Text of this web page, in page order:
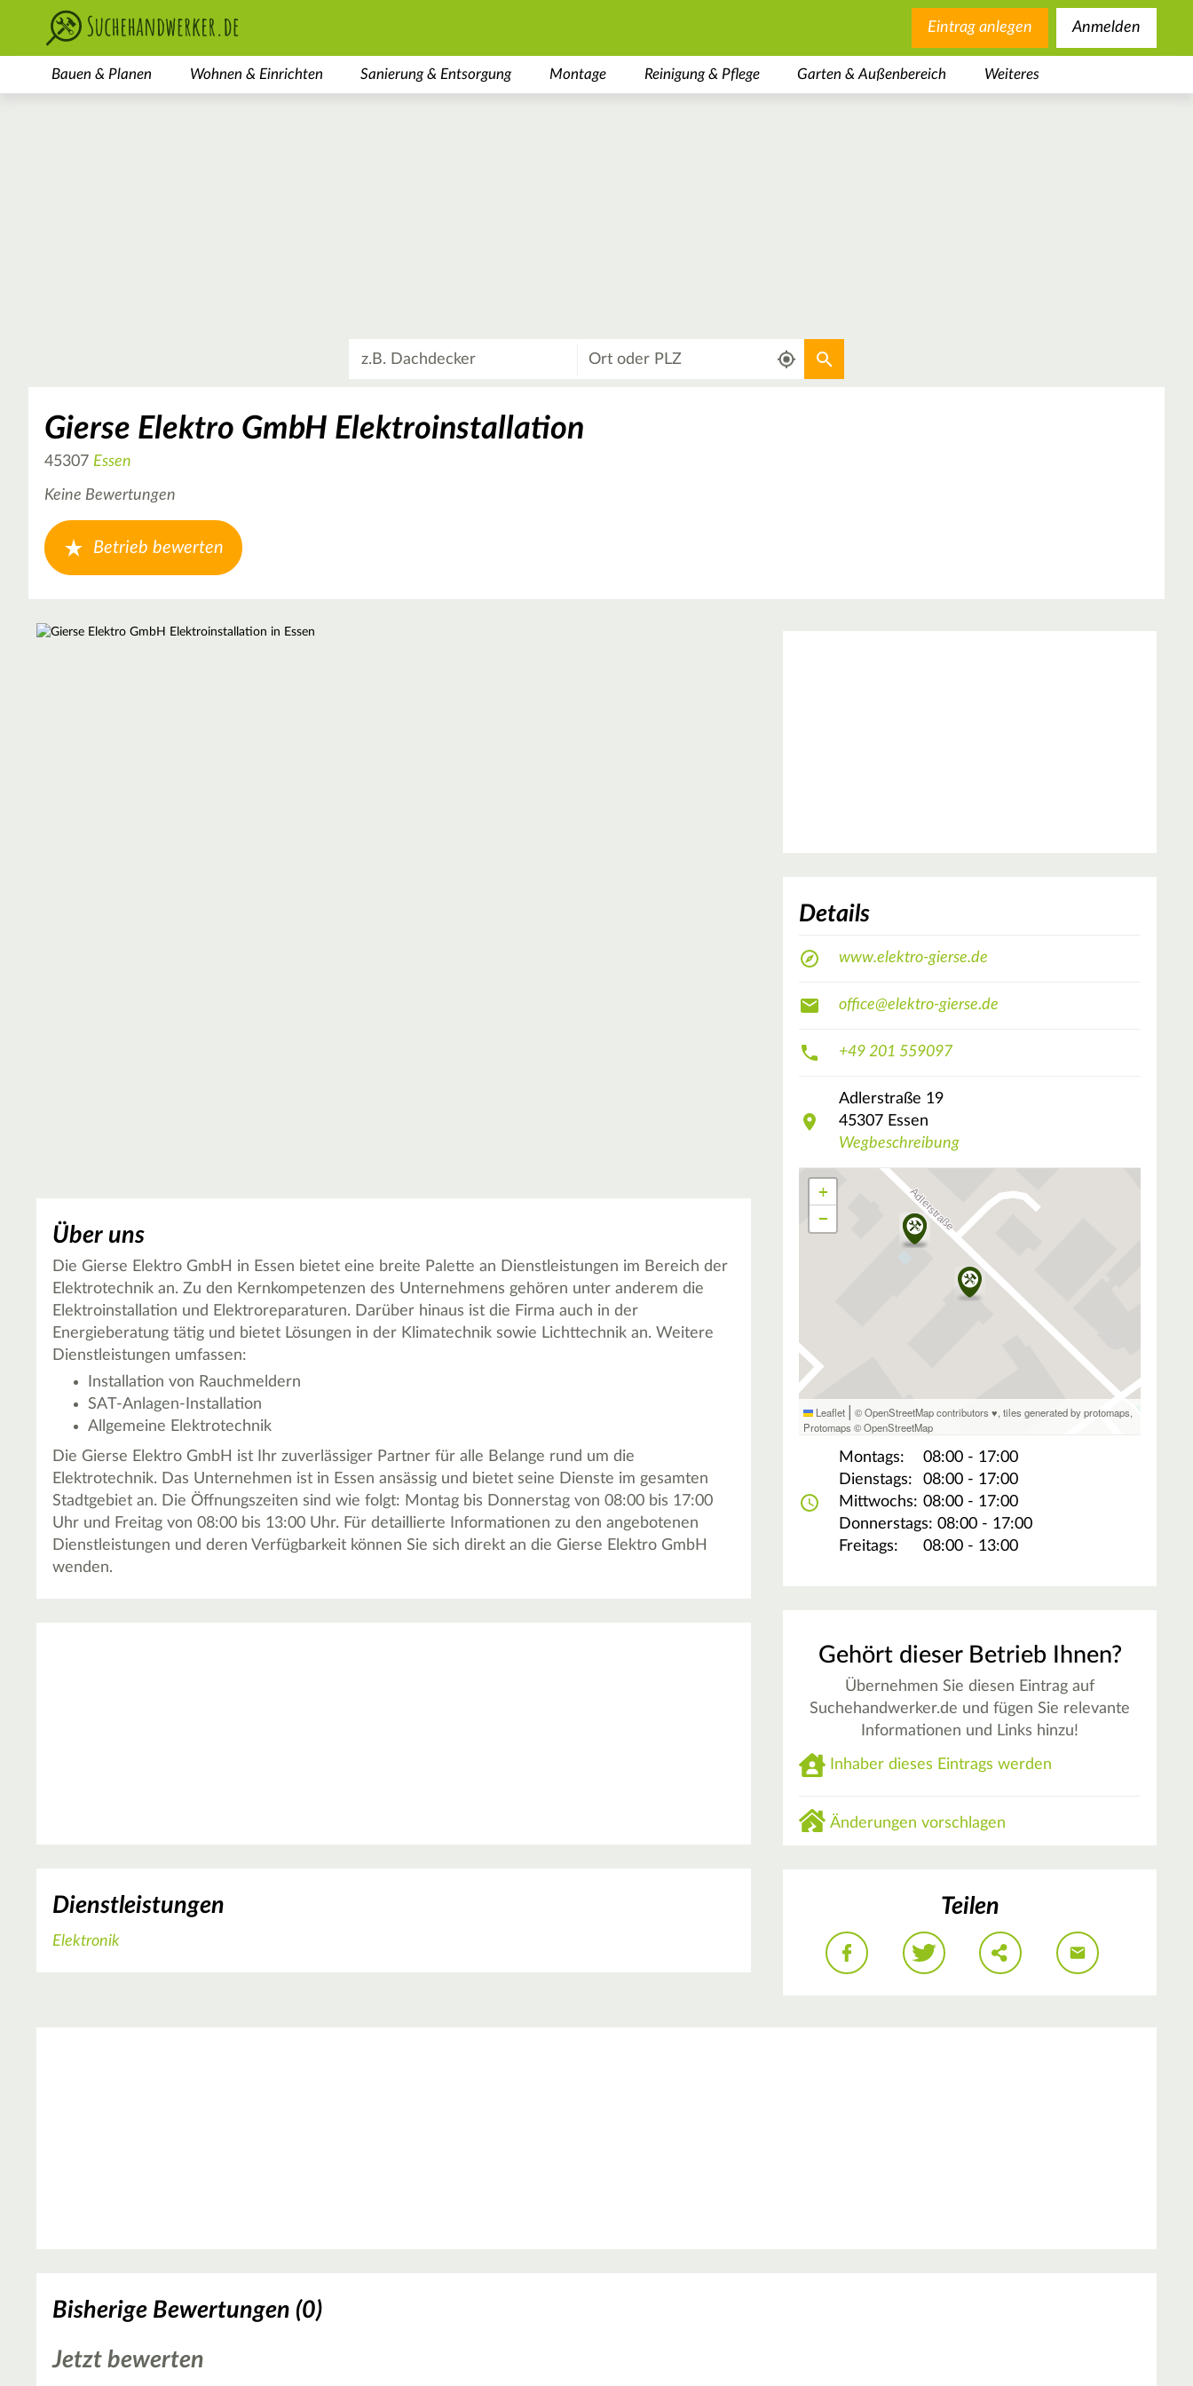
Eintrag anlegen Anmelden
Bauen & Planen Wohnen & Einrichten Sanierung & Entsorgung Montage Reinigung & Pflege Garten & Außenbereich Weiteres
Aktuellen Standort verwenden
Gierse Elektro GmbH Elektroinstallation
45307 Essen
Keine Bewertungen
Betrieb bewerten
Über uns
Die Gierse Elektro GmbH in Essen bietet eine breite Palette an Dienstleistungen im Bereich der
Elektrotechnik an. Zu den Kernkompetenzen des Unternehmens gehören unter anderem die
Elektroinstallation und Elektroreparaturen. Darüber hinaus ist die Firma auch in der
Energieberatung tätig und bietet Lösungen in der Klimatechnik sowie Lichttechnik an. Weitere
Dienstleistungen umfassen:
Installation von Rauchmeldern
SAT-Anlagen-Installation
Allgemeine Elektrotechnik
Die Gierse Elektro GmbH ist Ihr zuverlässiger Partner für alle Belange rund um die
Elektrotechnik. Das Unternehmen ist in Essen ansässig und bietet seine Dienste im gesamten
Stadtgebiet an. Die Öffnungszeiten sind wie folgt: Montag bis Donnerstag von 08:00 bis 17:00
Uhr und Freitag von 08:00 bis 13:00 Uhr. Für detaillierte Informationen zu den angebotenen
Dienstleistungen und deren Verfügbarkeit können Sie sich direkt an die Gierse Elektro GmbH
wenden.
Dienstleistungen
Elektronik
Details
www.elektro-gierse.de
office@elektro-gierse.de
+49 201 559097
Adlerstraße 19
45307 Essen
Wegbeschreibung
+
−
Leaflet | © OpenStreetMap contributors ♥,tiles generated by protomaps,
Protomaps ©OpenStreetMap
Montags:
08:00 - 17:00
Dienstags:
08:00 - 17:00
Mittwochs: 08:00 - 17:00
Donnerstags: 08:00 - 17:00
Freitags:
08:00 - 13:00
Gehört dieser Betrieb Ihnen?
Übernehmen Sie diesen Eintrag auf
Suchehandwerker.de und fügen Sie relevante
Informationen und Links hinzu!
Inhaber dieses Eintrags werden
Änderungen vorschlagen
Teilen
Bisherige Bewertungen (0)
Jetzt bewerten